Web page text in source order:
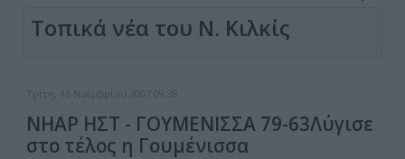
Τοπικά νέα του Ν. Κιλκίς
Τρίτη, 13 Νοεμβρίου 2007 09:38
ΝΗΑΡ ΗΣΤ - ΓΟΥΜΕΝΙΣΣΑ 79-63Λύγισε
στο τέλος η Γουμένισσα